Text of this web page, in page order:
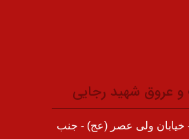
و عروق شهید رجایی
خیابان ولی عصر (عج) - جنب